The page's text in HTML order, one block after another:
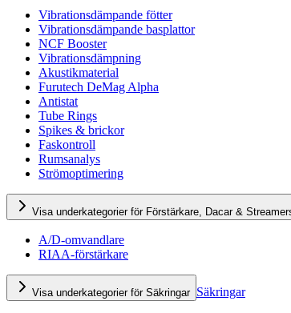
Vibrationsdämpande fötter
Vibrationsdämpande basplattor
NCF Booster
Vibrationsdämpning
Akustikmaterial
Furutech DeMag Alpha
Antistat
Tube Rings
Spikes & brickor
Faskontroll
Rumsanalys
Strömoptimering
Visa underkategorier för Förstärkare, Dacar &
A/D-omvandlare
RIAA-förstärkare
Visa underkategorier för Säkringar Säkringar